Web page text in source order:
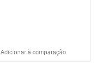
Adicionar à comparação